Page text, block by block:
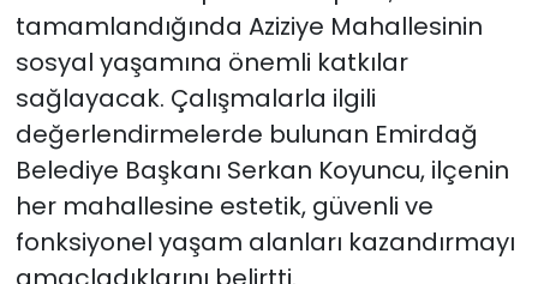
tamamlandığında Aziziye Mahallesinin
sosyal yaşamına önemli katkılar
sağlayacak. Çalışmalarla ilgili
değerlendirmelerde bulunan Emirdağ
Belediye Başkanı Serkan Koyuncu, ilçenin
her mahallesine estetik, güvenli ve
fonksiyonel yaşam alanları kazandırmayı